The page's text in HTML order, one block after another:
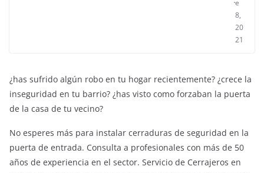
e
8,
20
21
¿has sufrido algún robo en tu hogar recientemente? ¿crece la
inseguridad en tu barrio? ¿has visto como forzaban la puerta
de la casa de tu vecino?
No esperes más para instalar cerraduras de seguridad en la
puerta de entrada. Consulta a profesionales con más de 50
años de experiencia en el sector. Servicio de Cerrajeros en
LIBROS CINE Y TV